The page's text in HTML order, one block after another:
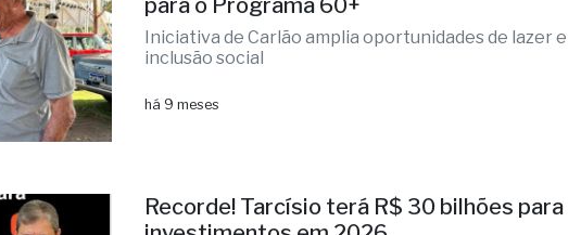
para o Programa 60+
Iniciativa de Carlão amplia oportunidades de lazer e
inclusão social
há 9 meses
Recorde! Tarcísio terá R$ 30 bilhões para